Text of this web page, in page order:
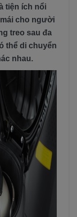
tiện ích nổi
cho người
treo sau đa
thể di chuyển
nhau.